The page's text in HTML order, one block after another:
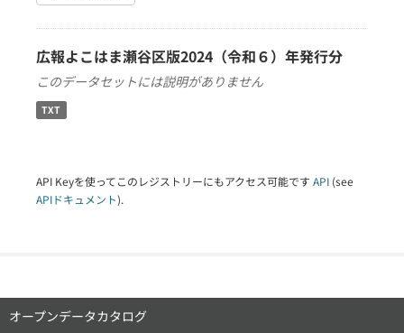
広報よこはま瀬谷区版2024（令和６）年発行分
このデータセットには説明がありません
TXT
API Keyを使ってこのレジストリーにもアクセス可能です API (see
APIドキュメント).
オープンデータカタログ